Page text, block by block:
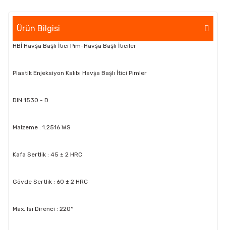
Ürün Bilgisi
HBİ Havşa Başlı İtici Pim-Havşa Başlı İticiler
Plastik Enjeksiyon Kalıbı Havşa Başlı İtici Pimler
DIN 1530 - D
Malzeme : 1.2516 WS
Kafa Sertlik : 45 ± 2 HRC
Gövde Sertlik : 60 ± 2 HRC
Max. Isı Direnci : 220°